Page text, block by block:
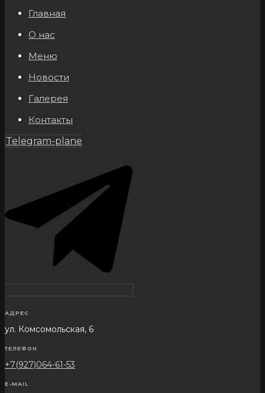
Главная
О нас
Меню
Новости
Галерея
Контакты
Telegram-plane
АДРЕС
ул. Комсомольская, 6
ТЕЛЕФОН
+7(927)064-61-53
E-MAIL